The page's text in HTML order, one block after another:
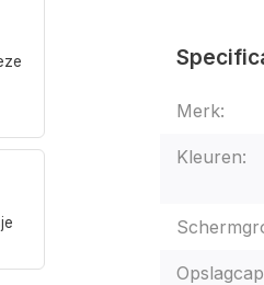
Merk:
Kleuren: